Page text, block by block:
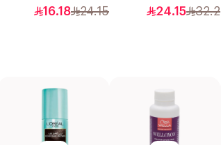
بالصبار والخيزران
32.2
24.15
فاتح 1قطعة
24.15
16.18